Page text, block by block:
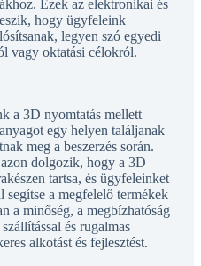
Ezek az elektronikai és
hogy ügyfeleink
legyen szó egyedi
vagy oktatási célokról.
a 3D nyomtatás mellett
egy helyen találjanak
meg a beszerzés során.
dolgozik, hogy a 3D
tartsa, és ügyfeleinket
segítse a megfelelő termékek
a minőség, a megbízhatóság
és rugalmas
alkotást és fejlesztést.